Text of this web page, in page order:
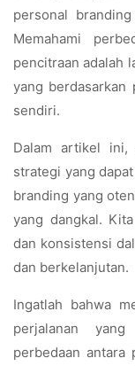
personal
Memahami
pencitraan adalah
yang
sendiri.
Dalam artikel ini,
strategi yang
branding yang
yang dangkal.
dan konsistensi
dan berkelanjutan.
Ingatlah bahwa
perjalanan yang
perbedaan antara